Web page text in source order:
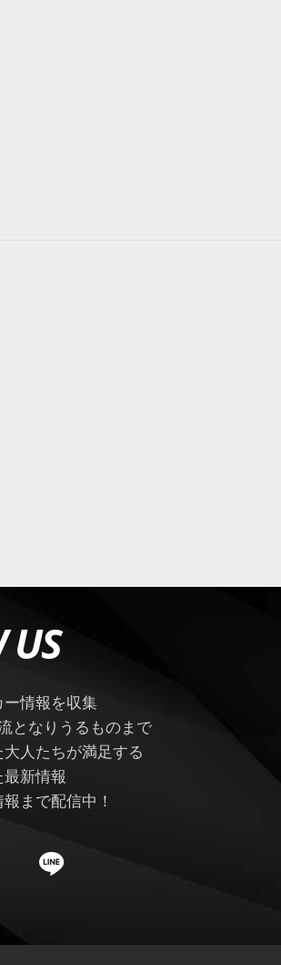
US
情報を収集
となりうるものまで
人たちが満足する
新情報
まで配信中！